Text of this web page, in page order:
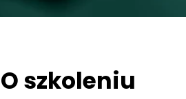
O szkoleniu